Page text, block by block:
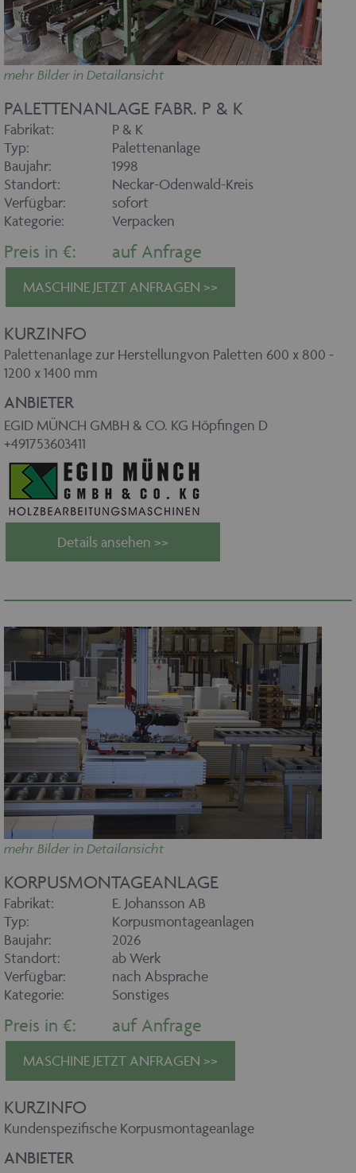
mehr Bilder in Detailansicht
PALETTENANLAGE FABR. P & K
Fabrikat:
P & K
Typ:
Palettenanlage
Baujahr:
1998
Standort:
Neckar-Odenwald-Kreis
Verfügbar:
sofort
Kategorie:
Verpacken
Preis in €: auf Anfrage
MASCHINE JETZT ANFRAGEN >>
KURZINFO
Palettenanlage zur Herstellungvon Paletten 600 x 800 -
1200 x 1400 mm
ANBIETER
EGID MÜNCH GMBH & CO. KG Höpfingen D
+491753603411
Details ansehen >>
mehr Bilder in Detailansicht
KORPUSMONTAGEANLAGE
Fabrikat:
E. Johansson AB
Typ:
Korpusmontageanlagen
Baujahr:
2026
Standort:
ab Werk
Verfügbar:
nach Absprache
Kategorie:
Sonstiges
Preis in €: auf Anfrage
MASCHINE JETZT ANFRAGEN >>
KURZINFO
Kundenspezifische Korpusmontageanlage
ANBIETER